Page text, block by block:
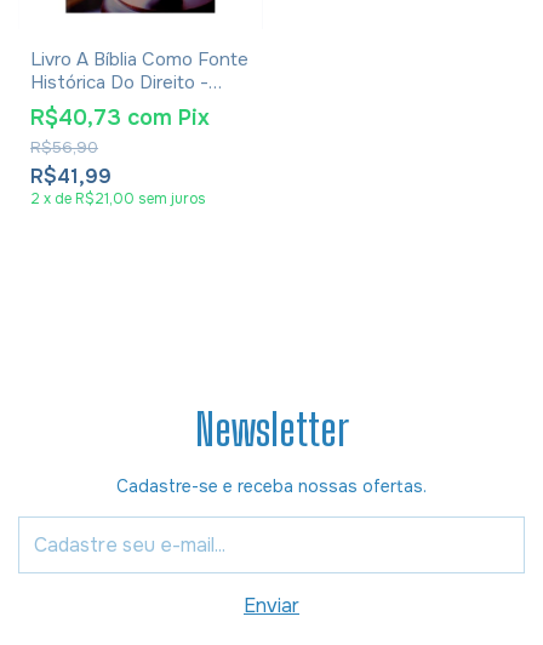
Livro A Bíblia Como Fonte
Histórica Do Direito -
Erivaldo De Jesus
R$41,99
R$56,90
R$40,73 com Pix
2 x de R$21,00 sem juros
Newsletter
Cadastre-se e receba nossas ofertas.